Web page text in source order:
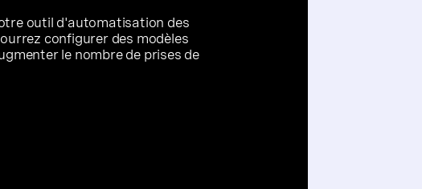
outil d'automatisation des
configurer des modèles
le nombre de prises de